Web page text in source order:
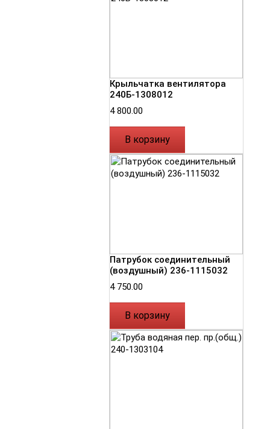
Крыльчатка вентилятора
240Б-1308012
4 800.00
В корзину
Патрубок соединительный
(воздушный) 236-1115032
4 750.00
В корзину